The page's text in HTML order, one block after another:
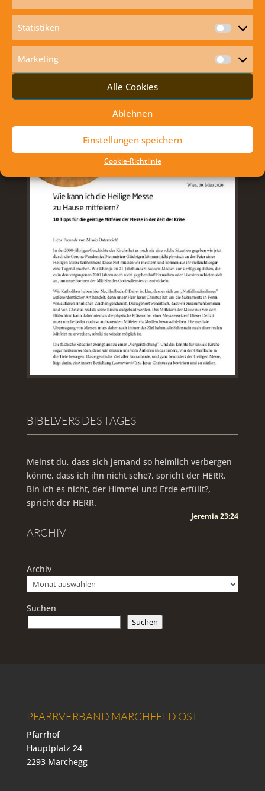
Statistiken
Marketing
Alle Cookies
Ablehnen
Einstellungen speichern
Cookie-Richtlinie
Facebook
WIE KANN ICH DIE HEILIGE MESSE ZU
BIBELVERS DES TAGES
Meinst du, dass sich jemand so heimlich verbergen
könne, dass ich ihn nicht sehe?, spricht der HERR.
Bin ich es nicht, der Himmel und Erde erfüllt?,
spricht der HERR.
Jeremia 23:24
ARCHIV
Archiv
Suchen
Suchen
PFARRVERBAND MARCHFELD OST
Pfarrhof
Hauptplatz 24
2293 Marchegg